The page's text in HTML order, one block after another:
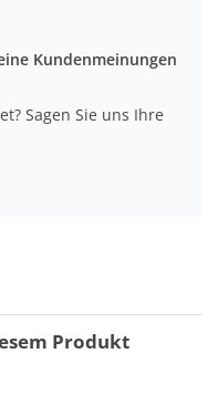
Kundenmeinungen
Sagen Sie uns Ihre
Produkt